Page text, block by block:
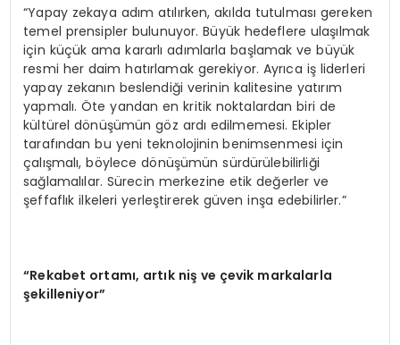
“Yapay zekaya adım atılırken, akılda tutulması gereken
temel prensipler bulunuyor. Büyük hedeflere ulaşılmak
için küçük ama kararlı adımlarla başlamak ve büyük
resmi her daim hatırlamak gerekiyor. Ayrıca iş liderleri
yapay zekanın beslendiği verinin kalitesine yatırım
yapmalı. Öte yandan en kritik noktalardan biri de
kültürel dönüşümün göz ardı edilmemesi. Ekipler
tarafından bu yeni teknolojinin benimsenmesi için
çalışmalı, böylece dönüşümün sürdürülebilirliği
sağlamalılar. Sürecin merkezine etik değerler ve
şeffaflık ilkeleri yerleştirerek güven inşa edebilirler.”
“Rekabet ortamı, artık niş ve çevik markalarla
şekilleniyor”